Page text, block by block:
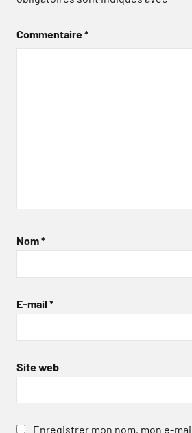
Commentaire*
Nom*
E-mail *
Site web
Enregistrer mon nom, mon e-